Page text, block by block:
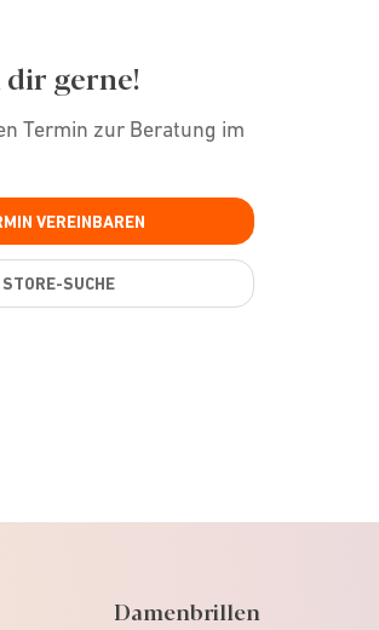
gerne!
Termin zur Beratung im
VEREINBAREN
STORE-SUCHE
Damenbrillen